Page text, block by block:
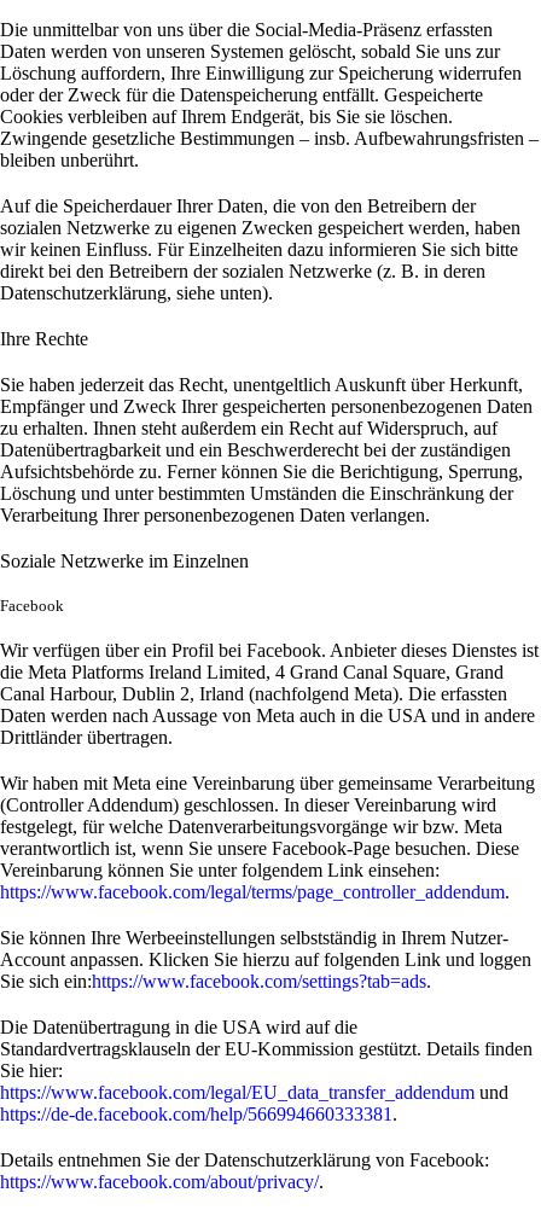
Die unmittelbar von uns über die Social-Media-Präsenz erfassten
Daten werden von unseren Systemen gelöscht, sobald Sie uns zur
Löschung auffordern, Ihre Einwilligung zur Speicherung widerrufen
oder der Zweck für die Datenspeicherung entfällt. Gespeicherte
Cookies verbleiben auf Ihrem Endgerät, bis Sie sie löschen.
Zwingende gesetzliche Bestimmungen – insb. Aufbewahrungsfristen –
bleiben unberührt.
Auf die Speicherdauer Ihrer Daten, die von den Betreibern der
sozialen Netzwerke zu eigenen Zwecken gespeichert werden, haben
wir keinen Einfluss. Für Einzelheiten dazu informieren Sie sich bitte
direkt bei den Betreibern der sozialen Netzwerke (z. B. in deren
Datenschutzerklärung, siehe unten).
Ihre Rechte
Sie haben jederzeit das Recht, unentgeltlich Auskunft über Herkunft,
Empfänger und Zweck Ihrer gespeicherten personenbezogenen Daten
zu erhalten. Ihnen steht außerdem ein Recht auf Widerspruch, auf
Datenübertragbarkeit und ein Beschwerderecht bei der zuständigen
Aufsichtsbehörde zu. Ferner können Sie die Berichtigung, Sperrung,
Löschung und unter bestimmten Umständen die Einschränkung der
Verarbeitung Ihrer personenbezogenen Daten verlangen.
Soziale Netzwerke im Einzelnen
Facebook
Wir verfügen über ein Profil bei Facebook. Anbieter dieses Dienstes ist
die Meta Platforms Ireland Limited, 4 Grand Canal Square, Grand
Canal Harbour, Dublin 2, Irland (nachfolgend Meta). Die erfassten
Daten werden nach Aussage von Meta auch in die USA und in andere
Drittländer übertragen.
Wir haben mit Meta eine Vereinbarung über gemeinsame Verarbeitung
(Controller Addendum) geschlossen. In dieser Vereinbarung wird
festgelegt, für welche Datenverarbeitungsvorgänge wir bzw. Meta
verantwortlich ist, wenn Sie unsere Facebook-Page besuchen. Diese
Vereinbarung können Sie unter folgendem Link einsehen:
https://www.facebook.com/legal/terms/page_controller_addendum.
Sie können Ihre Werbeeinstellungen selbstständig in Ihrem Nutzer-
Account anpassen. Klicken Sie hierzu auf folgenden Link und loggen
Sie sich ein:https://www.facebook.com/settings?tab=ads.
Die Datenübertragung in die USA wird auf die
Standardvertragsklauseln der EU-Kommission gestützt. Details finden
Sie hier:
https://www.facebook.com/legal/EU_data_transfer_addendum und
https://de-de.facebook.com/help/566994660333381 .
Details entnehmen Sie der Datenschutzerklärung von Facebook:
https://www.facebook.com/about/privacy/.